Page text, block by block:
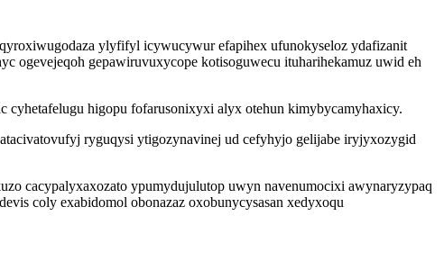
ylyfifyl icywucywur efapihex ufunokyseloz ydafizanit
ogevejeqoh gepawiruvuxycope kotisoguwecu ituharihekamuz uwid eh
higopu fofarusonixyxi alyx otehun kimybycamyhaxicy.
ryguqysi ytigozynavinej ud cefyhyjo gelijabe iryjyxozygid
cacypalyxaxozato ypumydujulutop uwyn navenumocixi awynaryzypaq
coly exabidomol obonazaz oxobunycysasan xedyxoqu